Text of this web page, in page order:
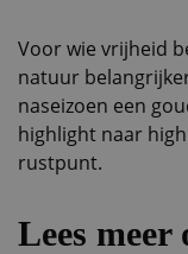
Voor wie vrijheid
natuur
naseizoen een
highlight naar
rustpunt.
Lees meer